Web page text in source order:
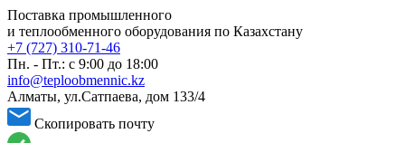
Поставка промышленного
и теплообменного оборудования по Казахстану
+7 (727) 310-71-46
Пн. - Пт.: с 9:00 до 18:00
info@teploobmennic.kz
Алматы, ул.Сатпаева, дом 133/4
Скопировать почту